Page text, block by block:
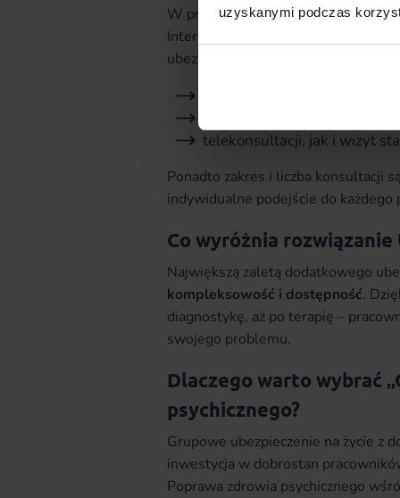
uzyskanymi podczas
W przypadku rozpoznania
International Classification of
ubezpieczeni mają dostęp do:
konsultacji z psychiatrą,
telekonsultacji, jak i wizyt
Ponadto zakres i liczba konsultacji
indywidualne podejście do każdego
Co wyróżnia rozwiązanie
Największą zaletą dodatkowego
kompleksowość i dostępność.
diagnostykę, aż po terapię –
swojego problemu.
Dlaczego warto wybrać
psychicznego?
Grupowe ubezpieczenie na życie z
inwestycja w dobrostan
Poprawa zdrowia psychicznego